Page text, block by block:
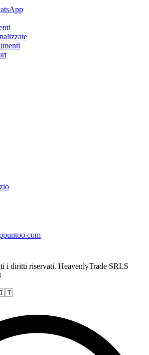
i diritti riservati. HeavenlyTrade SRLS
🇮🇹